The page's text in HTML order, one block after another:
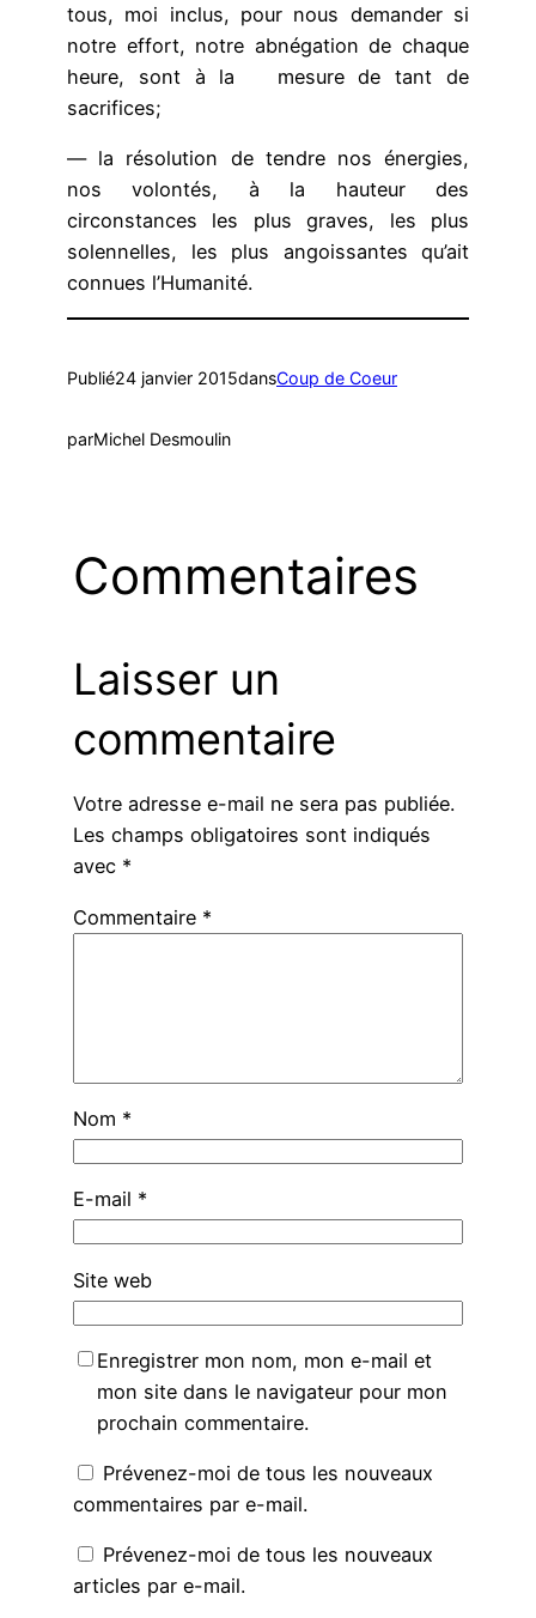
tous, moi inclus, pour nous demander si
notre effort, notre abnégation de chaque
heure, sont à la mesure de tant de
sacrifices;
— la résolution de tendre nos énergies,
nos volontés, à la hauteur des
circonstances les plus graves, les plus
solennelles, les plus angoissantes qu’ait
connues l’Humanité.
Publié24 janvier 2015dansCoup de Coeur
parMichel Desmoulin
Commentaires
Laisser un
commentaire
Votre adresse e-mail ne sera pas publiée.
Les champs obligatoires sont indiqués
avec *
Commentaire *
Nom *
E-mail *
Site web
Enregistrer mon nom, mon e-mail et
mon site dans le navigateur pour mon
prochain commentaire.
Prévenez-moi de tous les nouveaux
commentaires par e-mail.
Prévenez-moi de tous les nouveaux
articles par e-mail.